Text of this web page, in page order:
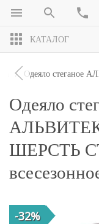
КАТАЛОГ
Одеяло стеганое
Одеяло
ШЕРСТЬ
-32%